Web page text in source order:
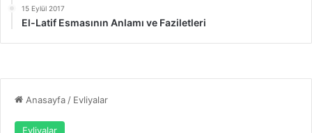
15 Eylül 2017
El-Latif Esmasının Anlamı ve Faziletleri